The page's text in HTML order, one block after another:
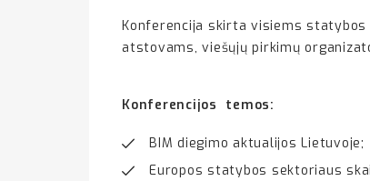
Konferencija skirta visiems
atstovams, viešųjų pirkimų
Konferencijos temos:
BIM diegimo aktualijos Lietuvoje;
Europos statybos sektoriaus